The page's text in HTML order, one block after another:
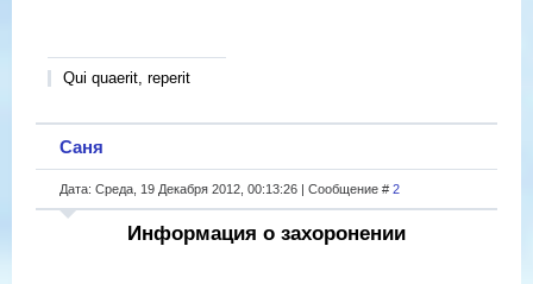
Qui quaerit, reperit
Саня
Дата: Среда, 19 Декабря 2012, 00:13:26 | Сообщение # 2
Информация о захоронении